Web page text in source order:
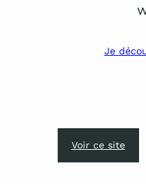
Je
Voir ce site